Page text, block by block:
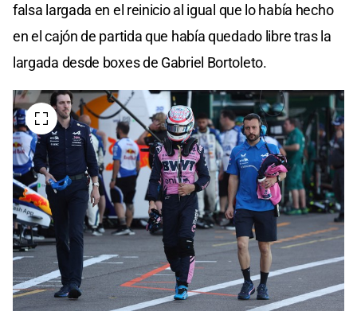
falsa largada en el reinicio al igual que lo había hecho
en el cajón de partida que había quedado libre tras la
largada desde boxes de Gabriel Bortoleto.